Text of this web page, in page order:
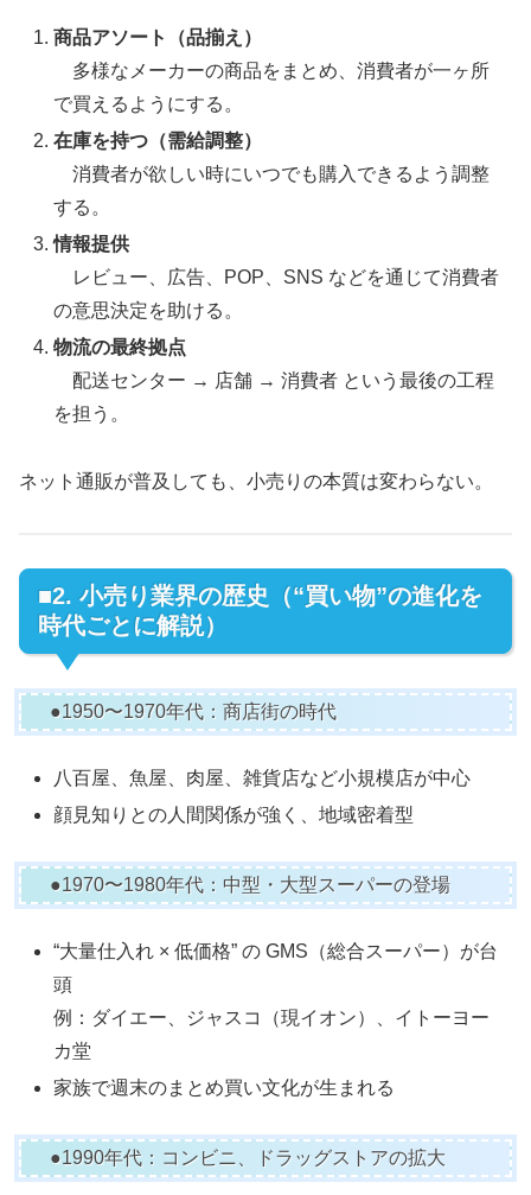
商品アソート（品揃え）
多様なメーカーの商品をまとめ、消費者が一ヶ所
で買えるようにする。
在庫を持つ（需給調整）
消費者が欲しい時にいつでも購入できるよう調整
する。
情報提供
レビュー、広告、POP、SNS などを通じて消費者
の意思決定を助ける。
物流の最終拠点
配送センター → 店舗 → 消費者 という最後の工程
を担う。
ネット通販が普及しても、小売りの本質は変わらない。
■2. 小売り業界の歴史（“買い物”の進化を
時代ごとに解説）
●1950〜1970年代：商店街の時代
八百屋、魚屋、肉屋、雑貨店など小規模店が中心
顔見知りとの人間関係が強く、地域密着型
●1970〜1980年代：中型・大型スーパーの登場
“大量仕入れ × 低価格” の GMS（総合スーパー）が台
頭
例：ダイエー、ジャスコ（現イオン）、イトーヨー
カ堂
家族で週末のまとめ買い文化が生まれる
●1990年代：コンビニ、ドラッグストアの拡大